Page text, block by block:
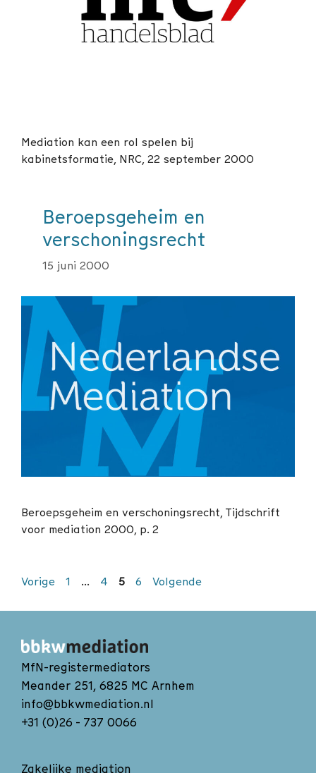
Mediation kan een rol spelen bij
kabinetsformatie, NRC, 22 september 2000
Beroepsgeheim en
verschoningsrecht
15 juni 2000
Beroepsgeheim en verschoningsrecht, Tijdschrift
voor mediation 2000, p. 2
Pagina
1 … Pagina
4 Pagina
5 Pagina
6
MfN-registermediators
Meander 251, 6825 MC Arnhem
info@bbkwmediation.nl
+31 (0)26 - 737 0066
Zakelijke mediation